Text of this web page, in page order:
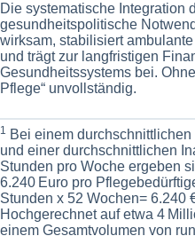
Die systematische Integration
gesundheitspolitische
wirksam, stabilisiert
und trägt zur langfristigen
Gesundheitssystems bei.
Pflege“ unvollständig.
1 Bei einem
und einer durchschnittlichen
Stunden pro Woche ergeben
6.240 Euro pro
Stunden x 52 Wochen= 6.240
Hochgerechnet auf etwa 4
einem Gesamtvolumen von